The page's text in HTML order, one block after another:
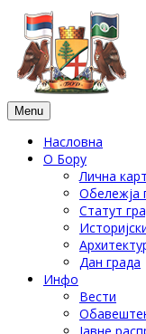
Menu
Насловна
О Бору
Лична
Обележја
Статут
Дан града
Инфо
Вести